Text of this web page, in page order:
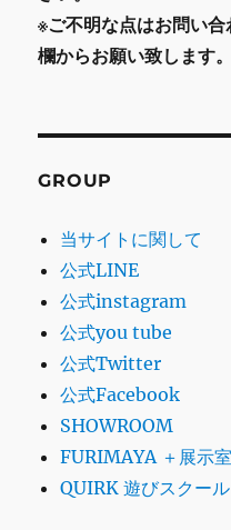
※ご不明な点はお問い
欄からお願い致します。
GROUP
当サイトに関して
公式LINE
公式instagram
公式you tube
公式Twitter
公式Facebook
SHOWROOM
FURIMAYA ＋展示室
QUIRK 遊びスクール